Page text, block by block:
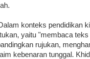
konteks pendidikan
yaitu "membaca
rujukan,
kebenaran tunggal.